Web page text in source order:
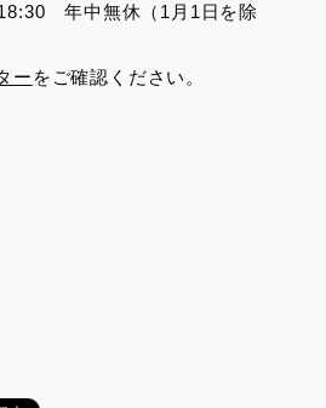
年中無休（1月1日を除
ー をご確認ください。